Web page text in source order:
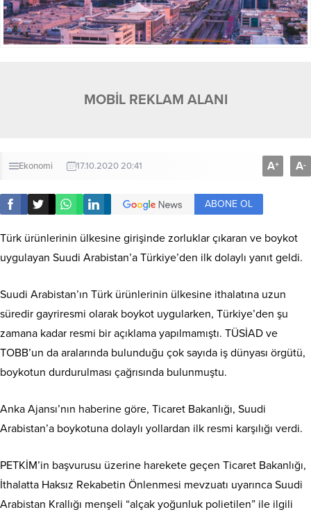
MOBİL REKLAM ALANI
Ekonomi 17.10.2020 20:41 A+ A-
ABONE OL
Türk ürünlerinin ülkesine girişinde zorluklar çıkaran ve boykot
uygulayan Suudi Arabistan’a Türkiye’den ilk dolaylı yanıt geldi.
Suudi Arabistan’ın Türk ürünlerinin ülkesine ithalatına uzun
süredir gayriresmi olarak boykot uygularken, Türkiye’den şu
zamana kadar resmi bir açıklama yapılmamıştı. TÜSİAD ve
TOBB’un da aralarında bulunduğu çok sayıda iş dünyası örgütü,
boykotun durdurulması çağrısında bulunmuştu.
Anka Ajansı’nın haberine göre, Ticaret Bakanlığı, Suudi
Arabistan’a boykotuna dolaylı yollardan ilk resmi karşılığı verdi.
PETKİM’in başvurusu üzerine harekete geçen Ticaret Bakanlığı,
İthalatta Haksız Rekabetin Önlenmesi mevzuatı uyarınca Suudi
Arabistan Krallığı menşeli “alçak yoğunluk polietilen” ile ilgili